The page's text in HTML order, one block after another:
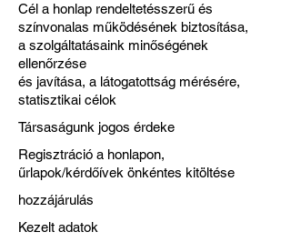
Cél a honlap rendeltetésszerű és
színvonalas működésének biztosítása,
a szolgáltatásaink minőségének
ellenőrzése
és javítása, a látogatottság mérésére,
statisztikai célok
Társaságunk jogos érdeke
Regisztráció a honlapon,
űrlapok/kérdőívek önkéntes kitöltése
hozzájárulás
Kezelt adatok